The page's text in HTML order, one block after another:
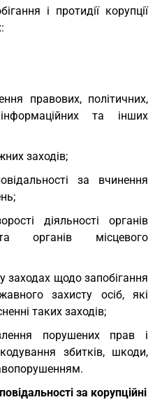
і протидії корупції
правових, політичних,
інформаційних та інших
заходів;
за вчинення
діяльності органів
органів місцевого
заходах щодо запобігання
захисту осіб, які
таких заходів;
порушених прав і
збитків, шкоди,
за корупційні